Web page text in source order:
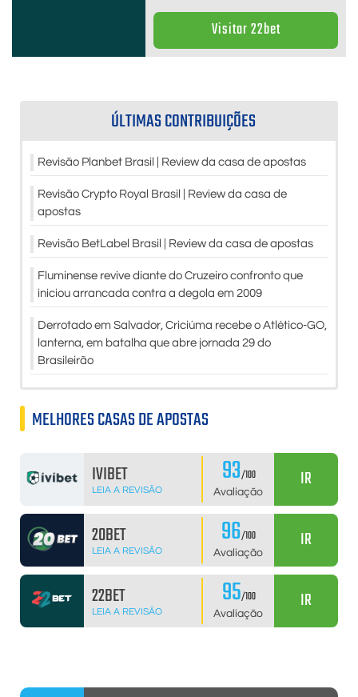
Visitar 22bet
ÚLTIMAS CONTRIBUIÇÕES
Revisão Planbet Brasil | Review da casa de apostas
Revisão Crypto Royal Brasil | Review da casa de
apostas
Revisão BetLabel Brasil | Review da casa de apostas
Fluminense revive diante do Cruzeiro confronto que
iniciou arrancada contra a degola em 2009
Derrotado em Salvador, Criciúma recebe o Atlético-GO,
lanterna, em batalha que abre jornada 29 do
Brasileirão
MELHORES CASAS DE APOSTAS
IVIBET
LEIA A REVISÃO 93/100
Avaliação
IR
20BET
LEIA A REVISÃO 96/100
Avaliação
IR
22BET
LEIA A REVISÃO 95/100
Avaliação
IR